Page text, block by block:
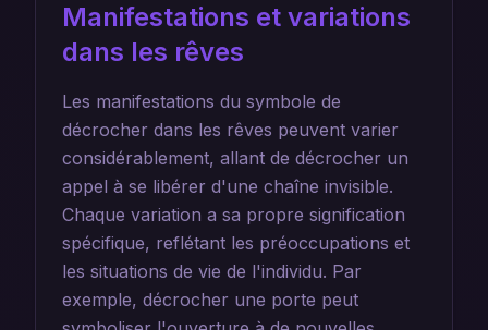
Manifestations et variations
dans les rêves
Les manifestations du symbole de
décrocher dans les rêves peuvent varier
considérablement, allant de décrocher un
appel à se libérer d'une chaîne invisible.
Chaque variation a sa propre signification
spécifique, reflétant les préoccupations et
les situations de vie de l'individu. Par
exemple, décrocher une porte peut